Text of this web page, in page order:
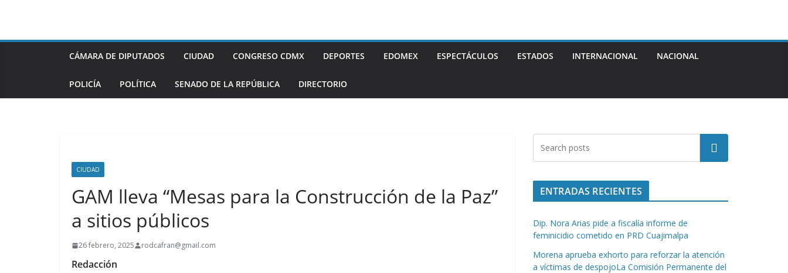
contenido
CÁMARA DE DIPUTADOS CIUDAD CONGRESO CDMX DEPORTES EDOMEX ESPECTÁCULOS ESTADOS INTERNACIONAL NACIONAL
POLICÍA POLÍTICA SENADO DE LA REPÚBLICA DIRECTORIO
CIUDAD
GAM lleva “Mesas para la Construcción de la Paz”
a sitios públicos
26 febrero, 2025 rodcafran@gmail.com
Redacción
Buscar
ENTRADAS RECIENTES
Dip. Nora Arias pide a fiscalía informe de
feminicidio cometido en PRD Cuajimalpa
Morena aprueba exhorto para reforzar la atención
a víctimas de despojoLa Comisión Permanente del